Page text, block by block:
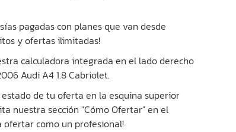
pagadas con planes que van desde
y ofertas ilimitadas!
calculadora integrada en el lado derecho
Audi A4 1.8 Cabriolet.
de tu oferta en la esquina superior
nuestra sección "Cómo Ofertar" en el
ofertar como un profesional!